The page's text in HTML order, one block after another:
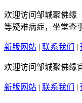
欢迎访问邹城聚佛缘
等疑难病症，坐堂查
新版网站 | 联系我们 |
欢迎访问邹城聚佛缘
新版网站 | 联系我们 |